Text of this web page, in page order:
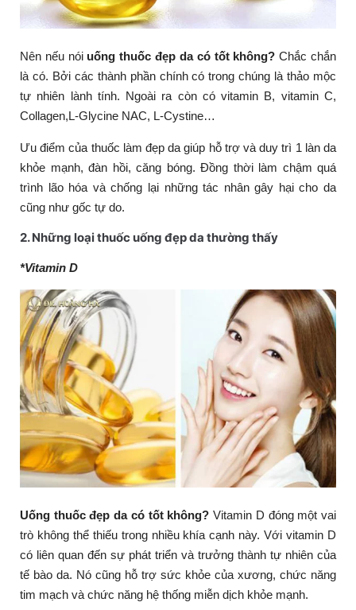
Nên nếu nói uống thuốc đẹp da có tốt không? Chắc chắn
là có. Bởi các thành phần chính có trong chúng là thảo mộc
tự nhiên lành tính. Ngoài ra còn có vitamin B, vitamin C,
Collagen,L-Glycine NAC, L-Cystine…
Ưu điểm của thuốc làm đẹp da giúp hỗ trợ và duy trì 1 làn da
khỏe mạnh, đàn hồi, căng bóng. Đồng thời làm chậm quá
trình lão hóa và chống lại những tác nhân gây hại cho da
cũng như gốc tự do.
2. Những loại thuốc uống đẹp da thường thấy
*Vitamin D
Uống thuốc đẹp da có tốt không?Vitamin D đóng một vai
trò không thể thiếu trong nhiều khía cạnh này. Với vitamin D
có liên quan đến sự phát triển và trưởng thành tự nhiên của
tế bào da. Nó cũng hỗ trợ sức khỏe của xương, chức năng
tim mạch và chức năng hệ thống miễn dịch khỏe mạnh.